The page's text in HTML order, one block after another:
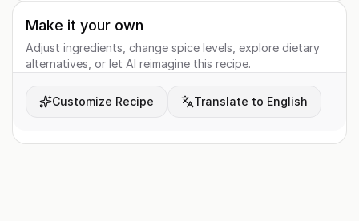
Make it your own
Adjust ingredients, change spice levels, explore dietary
alternatives, or let AI reimagine this recipe.
Customize Recipe Translate to English